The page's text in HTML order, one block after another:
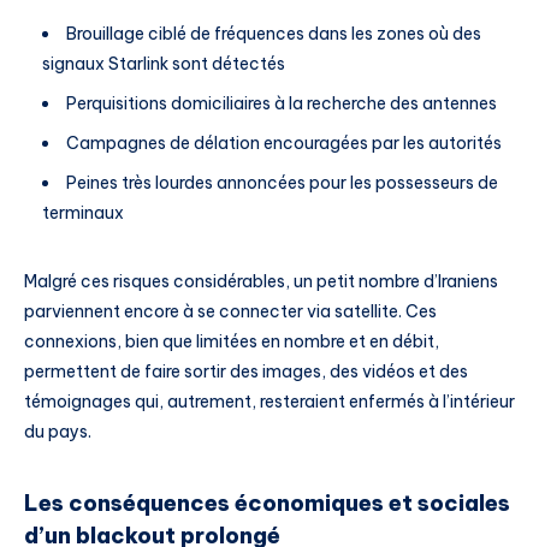
Brouillage ciblé de fréquences dans les zones où des
signaux Starlink sont détectés
Perquisitions domiciliaires à la recherche des antennes
Campagnes de délation encouragées par les autorités
Peines très lourdes annoncées pour les possesseurs de
terminaux
Malgré ces risques considérables, un petit nombre d’Iraniens
parviennent encore à se connecter via satellite. Ces
connexions, bien que limitées en nombre et en débit,
permettent de faire sortir des images, des vidéos et des
témoignages qui, autrement, resteraient enfermés à l’intérieur
du pays.
Les conséquences économiques et sociales
d’un blackout prolongé